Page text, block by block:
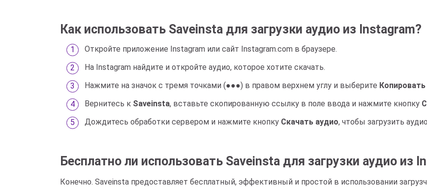
Как использовать Saveinsta для загрузки аудио из Instagram?
Откройте приложение Instagram или сайт Instagram.com в браузере.
На Instagram найдите и откройте аудио, которое хотите скачать.
Нажмите на значок с тремя точками (●●●) в правом верхнем углу и выберите
Вернитесь к Saveinsta, вставьте скопированную ссылку в поле ввода и нажмите кнопку
Дождитесь обработки сервером и нажмите кнопку Скачать аудио, чтобы загрузить
Бесплатно ли использовать Saveinsta для загрузки аудио из
Конечно. Saveinsta предоставляет бесплатный, эффективный и простой в использовании